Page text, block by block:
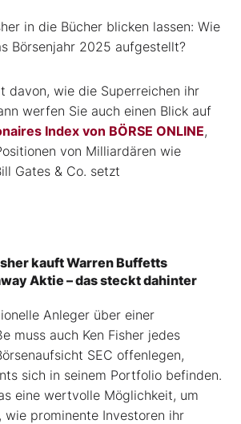
in die Bücher blicken lassen: Wie
Börsenjahr 2025 aufgestellt?
davon, wie die Superreichen ihr
werfen Sie auch einen Blick auf
Index von BÖRSE ONLINE,
von Milliardären wie
Gates & Co. setzt
kauft Warren Buffetts
Aktie – das steckt dahinter
Anleger über einer
muss auch Ken Fisher jedes
SEC offenlegen,
sich in seinem Portfolio befinden.
eine wertvolle Möglichkeit, um
wie prominente Investoren ihr